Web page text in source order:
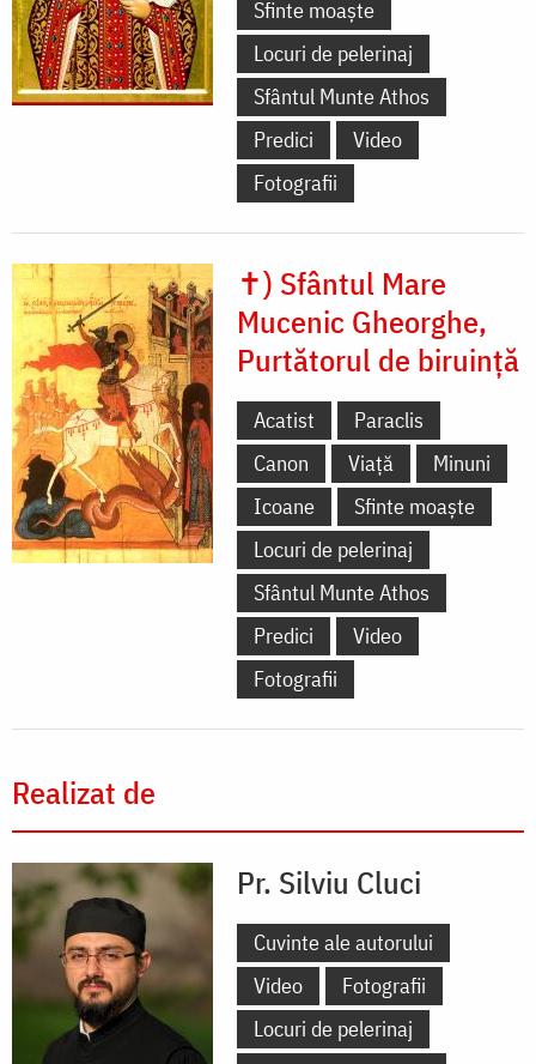
Sfinte moaște
Locuri de pelerinaj
Sfântul Munte Athos
Predici
Video
Fotografii
✝) Sfântul Mare
Mucenic Gheorghe,
Purtătorul de biruință
Acatist
Paraclis
Canon
Viață
Minuni
Icoane
Sfinte moaște
Locuri de pelerinaj
Sfântul Munte Athos
Predici
Video
Fotografii
Realizat de
Pr. Silviu Cluci
Cuvinte ale autorului
Video
Fotografii
Locuri de pelerinaj